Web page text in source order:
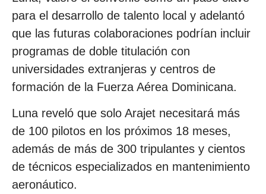
para el desarrollo de talento local y adelantó
que las futuras colaboraciones podrían incluir
programas de doble titulación con
universidades extranjeras y centros de
formación de la Fuerza Aérea Dominicana.
Luna reveló que solo Arajet necesitará más
de 100 pilotos en los próximos 18 meses,
además de más de 300 tripulantes y cientos
de técnicos especializados en mantenimiento
aeronáutico.